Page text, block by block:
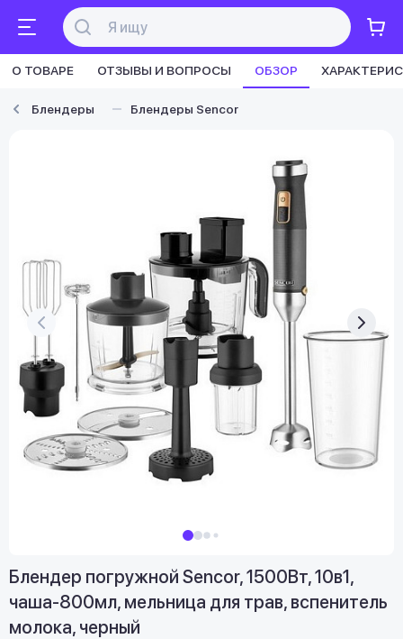
О ТОВАРЕ ОТЗЫВЫ И ВОПРОСЫ ОБЗОР
Блендеры Блендеры Sencor
Блендер погружной Sencor, 1500Вт, 10в1,
чаша-800мл, мельница для трав, вспенитель
молока, черный